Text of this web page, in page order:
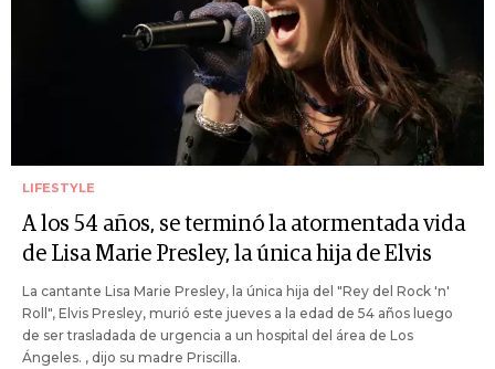
LIFESTYLE
A los 54 años, se terminó la atormentada vida
de Lisa Marie Presley, la única hija de Elvis
La cantante Lisa Marie Presley, la única hija del "Rey del Rock 'n'
Roll", Elvis Presley, murió este jueves a la edad de 54 años luego
de ser trasladada de urgencia a un hospital del área de Los
Ángeles. , dijo su madre Priscilla.